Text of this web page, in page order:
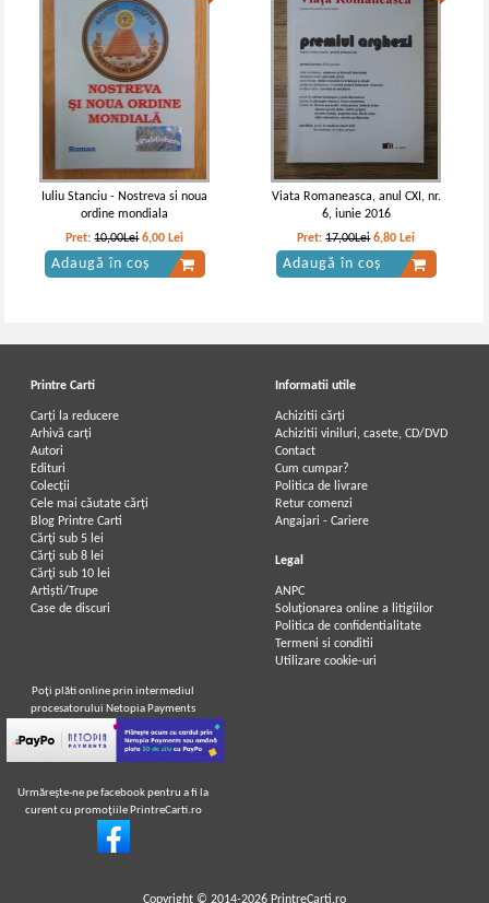
Iuliu Stanciu - Nostreva si noua
ordine mondiala
Pret:10,00Lei 6,00 Lei
Adaugă în coș
Viata Romaneasca, anul CXI, nr.
6, iunie 2016
Pret:17,00Lei 6,80 Lei
Adaugă în coș
Printre Carti
Carți la reducere
Arhivă carți
Autori
Edituri
Colecții
Cele mai căutate cărți
Blog Printre Carti
Cărţi sub 5 lei
Cărţi sub 8 lei
Cărţi sub 10 lei
Artiști/Trupe
Case de discuri
Informatii utile
Achizitii cărți
Achizitii viniluri, casete, CD/DVD
Contact
Cum cumpar?
Politica de livrare
Retur comenzi
Angajari - Cariere
Legal
ANPC
Soluționarea online a litigiilor
Politica de confidentialitate
Termeni si conditii
Utilizare cookie-uri
Poţi plăti online prin intermediul
procesatorului Netopia Payments
Urmăreşte-ne pe facebook pentru a fi la
curent cu promoţiile PrintreCarti.ro
Copyright © 2014-2026 PrintreCarti.ro